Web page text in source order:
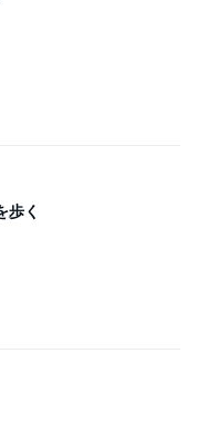
歩く